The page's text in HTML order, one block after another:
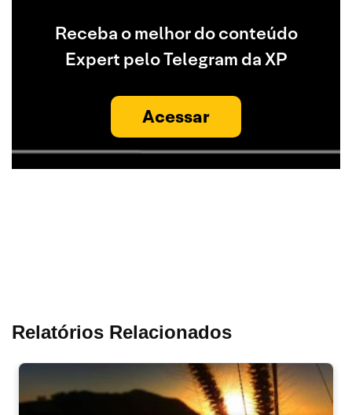
Receba o melhor do conteúdo
Expert pelo Telegram da XP
Acessar
Relatórios Relacionados